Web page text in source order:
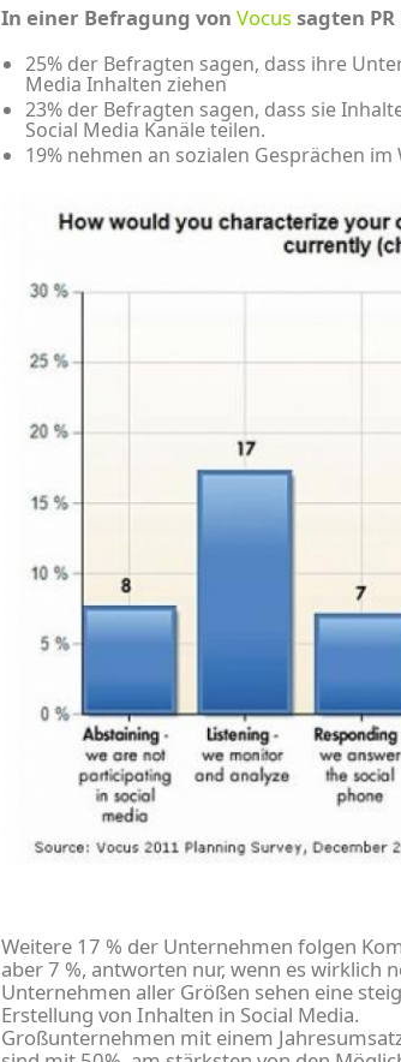
In einer Befragung von Vocussagten
25% der Befragten sagen, dass ihre
Media Inhalten ziehen
23% der Befragten sagen, dass sie
Social Media Kanäle teilen.
19% nehmen an sozialen Gesprächen im
Weitere 17 % der Unternehmen folgen
aber 7 %, antworten nur, wenn es wirklich
Unternehmen aller Größen sehen eine
Erstellung von Inhalten in Social Media.
Großunternehmen mit einem